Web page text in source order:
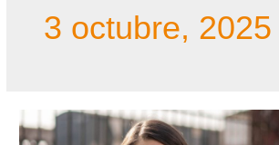
3 octubre, 2025